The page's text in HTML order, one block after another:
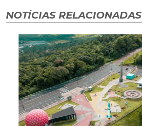
NOTÍCIAS RELACIONADAS